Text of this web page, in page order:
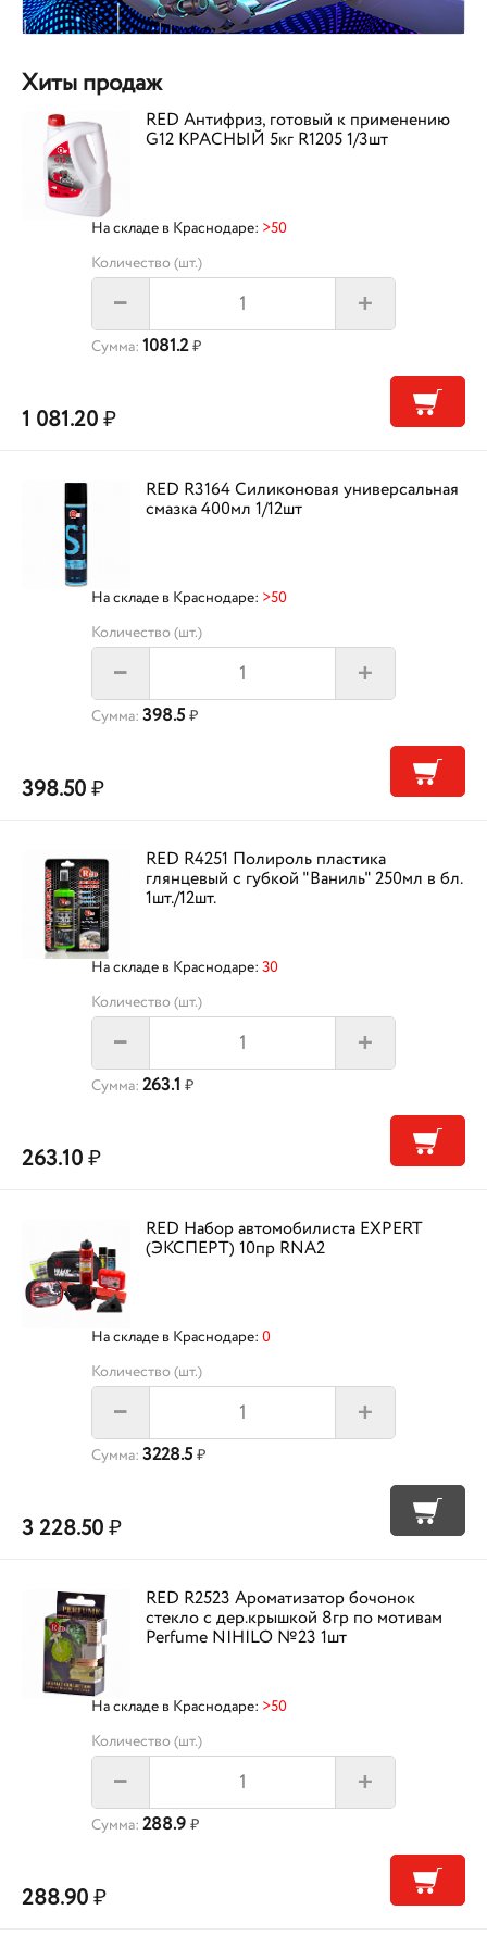
Хиты продаж
RED Антифриз, готовый к применению
G12 КРАСНЫЙ 5кг R1205 1/3шт
На складе в Краснодаре: >50
Количество (шт.)
– +
Сумма: 1081.2₽
1 081.20₽
RED R3164 Силиконовая универсальная
смазка 400мл 1/12шт
На складе в Краснодаре: >50
Количество (шт.)
– +
Сумма: 398.5 ₽
398.50₽
RED R4251 Полироль пластика
глянцевый с губкой "Ваниль" 250мл в бл.
1шт./12шт.
На складе в Краснодаре: 30
Количество (шт.)
– +
Сумма: 263.1 ₽
263.10₽
RED Набор автомобилиста EXPERT
(ЭКСПЕРТ) 10пр RNA2
На складе в Краснодаре: 0
Количество (шт.)
– +
Сумма: 3228.5 ₽
3 228.50₽
RED R2523 Ароматизатор бочонок
стекло с дер.крышкой 8гр по мотивам
Perfume NIHILO №23 1шт
На складе в Краснодаре: >50
Количество (шт.)
– +
Сумма: 288.9 ₽
288.90₽